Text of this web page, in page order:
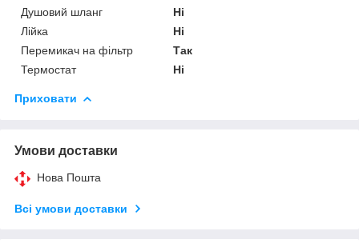
Душовий шланг
Ні
Лійка
Ні
Перемикач на фільтр
Так
Термостат
Ні
Приховати
Умови доставки
Нова Пошта
Всі умови доставки